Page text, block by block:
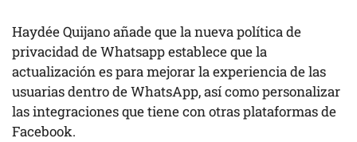
Haydée Quijano añade que la nueva política de
privacidad de Whatsapp establece que la
actualización es para mejorar la experiencia de las
usuarias dentro de WhatsApp, así como personalizar
las integraciones que tiene con otras plataformas de
Facebook.